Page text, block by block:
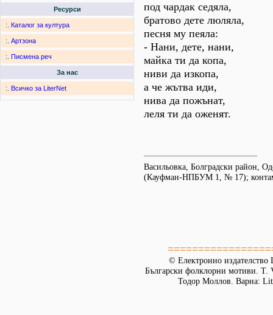
Ресурси
:. Каталог за култура
:. Артзона
:. Писмена реч
За нас
:. Всичко за LiterNet
под чардак седяла,
братово дете люляла,
песня му пеяла:
- Нани, дете, нани,
майка ти да копа,
ниви да изкопа,
а че жътва иди,
нива да пожънат,
леля ти да оженят.
Васильовка, Болградски район,
(Кауфман-НПБУМ 1, № 17);
© Електронно издателство
Български фолклорни мотиви. Т.
Тодор Моллов. Варна: